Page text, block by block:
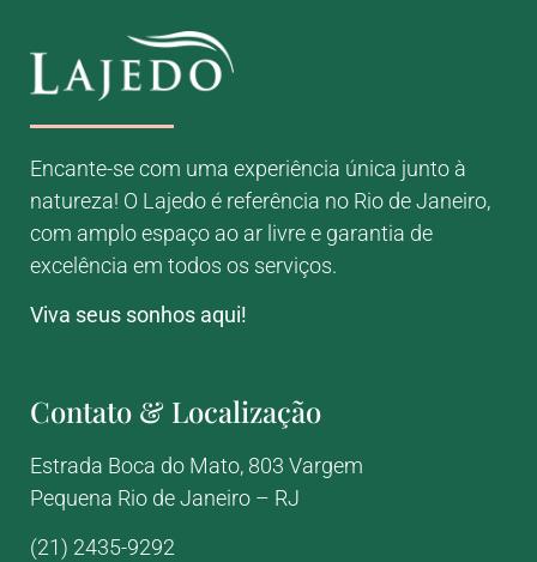
Encante-se com uma experiência única junto à
natureza! O Lajedo é referência no Rio de Janeiro,
com amplo espaço ao ar livre e garantia de
excelência em todos os serviços.
Viva seus sonhos aqui!
Contato & Localização
Estrada Boca do Mato, 803 Vargem
Pequena Rio de Janeiro – RJ
(21) 2435-9292